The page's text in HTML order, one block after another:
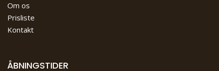
Om os
Prisliste
Kontakt
ÅBNINGSTIDER